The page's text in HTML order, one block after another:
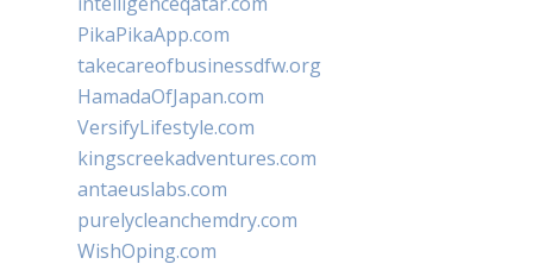
PikaPikaApp.com
takecareofbusinessdfw.org
HamadaOfJapan.com
VersifyLifestyle.com
kingscreekadventures.com
antaeuslabs.com
purelycleanchemdry.com
WishOping.com